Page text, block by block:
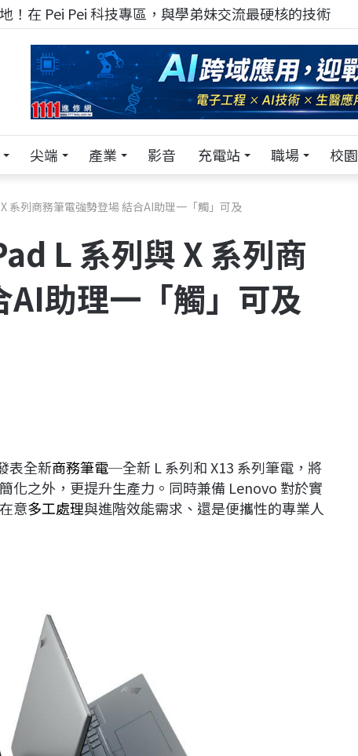
！在 Pei Pei 科技專區，與學弟妹交流最硬核的技術
尖端 產業 影音 充電站 職場 校園
系列商務筆電強勢登場 結合AI助理一「觸」可及
L 系列與 X 系列商
助理一「觸」可及
表全新商務筆電─全新 L 系列和 X13 系列筆電，將
化之外，更提升生產力。同時兼備 Lenovo 對於實
意多工處理與進階效能需求、還是便攜性的專業人